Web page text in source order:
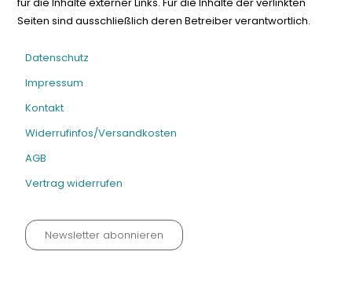
Seiten sind ausschließlich deren Betreiber verantwortlich.
Datenschutz
Impressum
Kontakt
Widerrufinfos/Versandkosten
AGB
Vertrag widerrufen
Newsletter abonnieren